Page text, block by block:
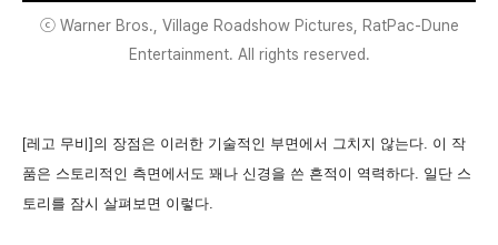
ⓒ Warner Bros., Village Roadshow Pictures, RatPac-Dune
Entertainment. All rights reserved.
[레고 무비]의 장점은 이러한 기술적인 부면에서 그치지 않는다. 이 작
품은 스토리적인 측면에서도 꽤나 신경을 쓴 흔적이 역력하다. 일단 스
토리를 잠시 살펴보면 이렇다.